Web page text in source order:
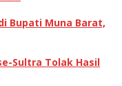
Bupati Muna Barat,
Sultra Tolak Hasil